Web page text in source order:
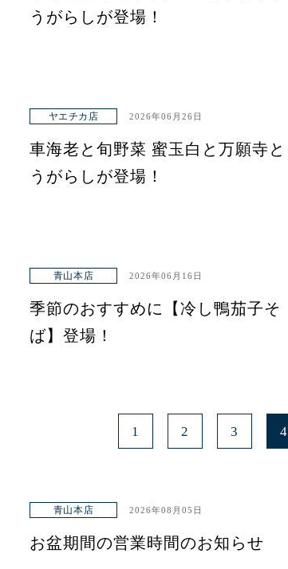
うがらしが登場！
ヤエチカ店 2026年06月26日
車海老と旬野菜 蜜玉白と万願寺と
うがらしが登場！
青山本店 2026年06月16日
季節のおすすめに【冷し鴨茄子そ
ば】登場！
1 2 3 4
青山本店 2026年08月05日
お盆期間の営業時間のお知らせ